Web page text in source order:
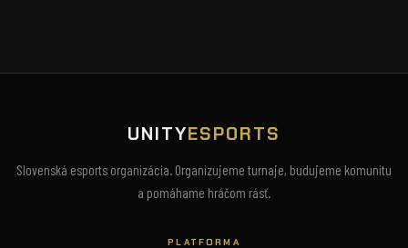
UNITYESPORTS
Slovenská esports organizácia. Organizujeme turnaje, budujeme komunitu
a pomáhame hráčom rásť.
PLATFORMA